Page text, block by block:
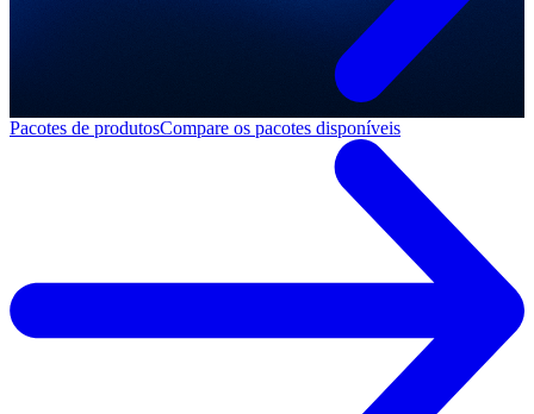
Pacotes de produtosCompare os pacotes disponíveis